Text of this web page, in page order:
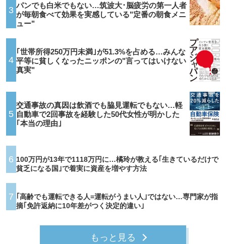
3 パンでも白米でもない…筑波大･脳疲労の第一人者
が毎朝食べて効果を実感している"定番の朝食メニ
ュー"
4
｢世帯所得250万円未満｣が51.3%を占める…みんな
平等に貧しくなったニッポンの"言ってはいけない
真実"
5
交通事故の真因は飲酒でも脇見運転でもない…軽
自動車で2回事故を経験した50代女性が明かした
｢本当の理由｣
6 100万円が13年で1118万円に…橘玲が教える｢生きているだけで
貧乏になる国｣で着実に資産を増やす方法
7
｢高齢でも運転できる人=運転がうまい人｣ではない…専門家が指
摘｢免許返納に10年差がつく決定的違い｣
もっと見る